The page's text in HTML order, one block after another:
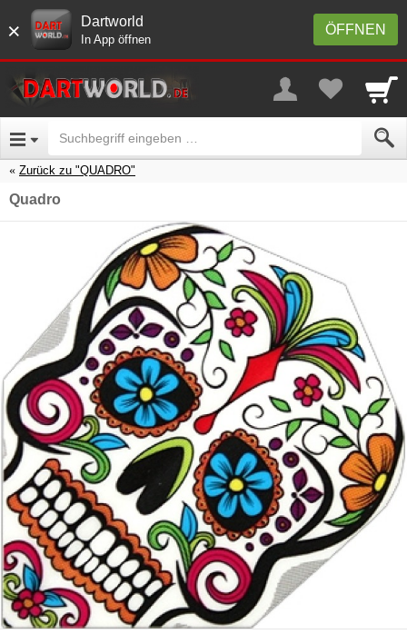
× ÖFFNEN
Dartworld
In App öffnen
Zurück zu "QUADRO"
Quadro